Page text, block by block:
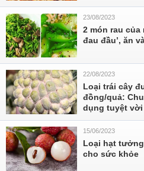
23/08/2023
2 món rau
đau đầu’, ăn
22/08/2023
Loại trái cây
đồng/quả:
dụng tuyệt vời
15/06/2023
Loại hạt
cho sức khỏe